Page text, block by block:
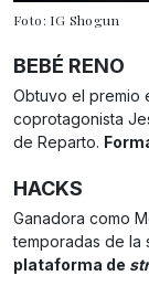
Foto: IG Shogun
BEBÉ RENO
Obtuvo el premio
coprotagonista
de Reparto.
HACKS
Ganadora como
temporadas de la
plataforma de